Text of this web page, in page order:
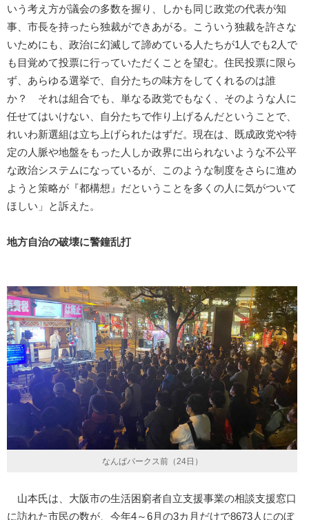
いう考え方が議会の多数を握り、しかも同じ政党の代表が知
事、市長を持ったら独裁ができあがる。こういう独裁を許さな
いためにも、政治に幻滅して諦めている人たちが1人でも2人で
も目覚めて投票に行っていただくことを望む。住民投票に限ら
ず、あらゆる選挙で、自分たちの味方をしてくれるのは誰
か？ それは組合でも、単なる政党でもなく、そのような人に
任せてはいけない、自分たちで作り上げるんだということで、
れいわ新選組は立ち上げられたはずだ。現在は、既成政党や特
定の人脈や地盤をもった人しか政界に出られないような不公平
な政治システムになっているが、このような制度をさらに進め
ようと策略が『都構想』だということを多くの人に気がついて
ほしい」と訴えた。
地方自治の破壊に警鐘乱打
なんばパークス前（24日）
山本氏は、大阪市の生活困窮者自立支援事業の相談支援窓口
に訪れた市民の数が、今年4～6月の3カ月だけで8673人にのぼ